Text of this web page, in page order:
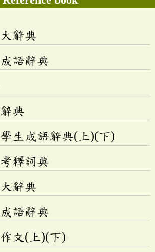
辭典
語辭典
典
生成語辭典(上)(下)
釋詞典
辭典
語辭典
文(上)(下)